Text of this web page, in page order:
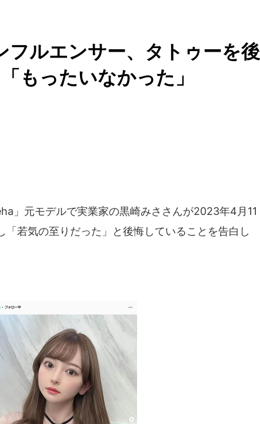
ルエンサー、タトゥーを後
もったいなかった」
」元モデルで実業家の黒崎みささんが2023年4月11
「若気の至りだった」と後悔していることを告白し